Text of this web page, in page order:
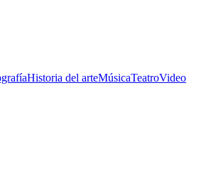
Historia del arteMúsicaTeatroVideo